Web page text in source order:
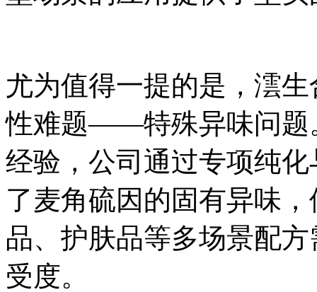
尤为值得一提的是，澐
性难题——特殊异味问题
经验，公司通过专项纯
了麦角硫因的固有异味
品、护肤品等多场景配
受度。